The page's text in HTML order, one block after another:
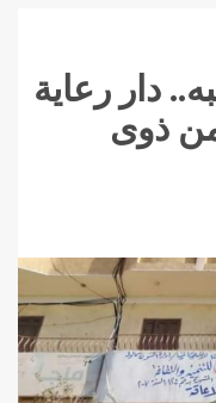
دار رعاية
ذوى